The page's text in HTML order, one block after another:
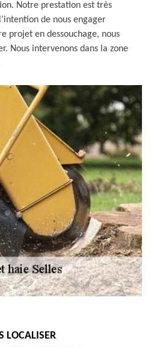
Notre prestation est très
de nous engager
projet en dessouchage, nous
Nous intervenons dans la zone
LOCALISER